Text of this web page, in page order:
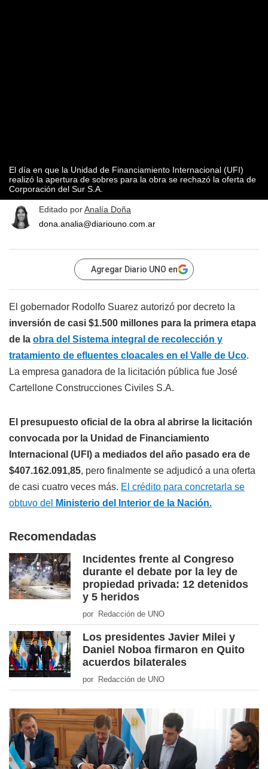
El día en que la Unidad de Financiamiento Internacional (UFI)
realizó la apertura de sobres para la obra se rechazó la oferta de
Corporación del Sur S.A.
Editado porAnalía Doña
dona.analia@diariouno.com.ar
Agregar Diario UNO en
El gobernador Rodolfo Suarez autorizó por decreto la
inversión de casi $1.500 millones para la primera etapa
de la obra del Sistema integral de recolección y
tratamiento de efluentes cloacales en el Valle de Uco.
La empresa ganadora de la licitación pública fue José
Cartellone Construcciones Civiles S.A.
El presupuesto oficial de la obra al abrirse la licitación
convocada por la Unidad de Financiamiento
Internacional (UFI) a mediados del año pasado era de
$407.162.091,85, pero finalmente se adjudicó a una oferta
de casi cuatro veces más. El crédito para concretarla se
obtuvo del
Ministerio del Interior de la Nación.
Recomendadas
Incidentes frente al Congreso
durante el debate por la ley de
propiedad privada: 12 detenidos
y 5 heridos
por Redacción de UNO
Los presidentes Javier Milei y
Daniel Noboa firmaron en Quito
acuerdos bilaterales
por Redacción de UNO